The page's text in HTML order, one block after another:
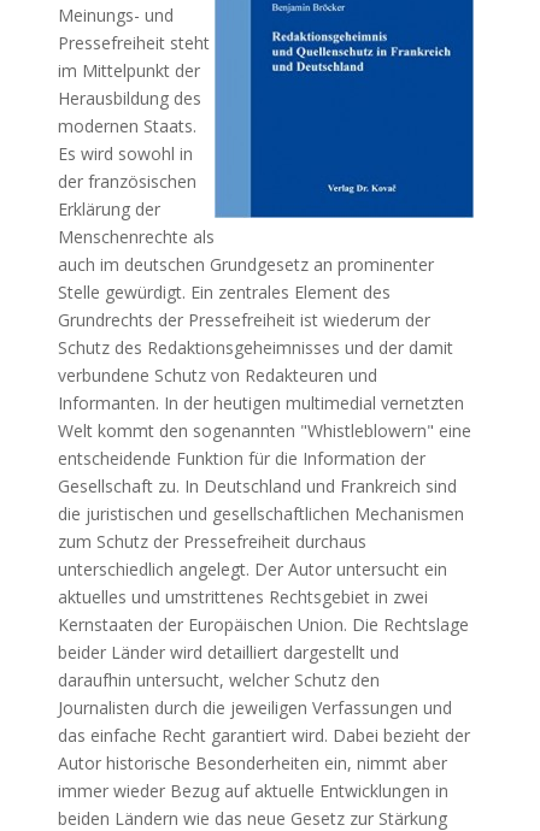
Meinungs- und
Pressefreiheit steht
im Mittelpunkt der
Herausbildung des
modernen Staats.
Es wird sowohl in
der französischen
Erklärung der
Menschenrechte als
auch im deutschen Grundgesetz an prominenter
Stelle gewürdigt. Ein zentrales Element des
Grundrechts der Pressefreiheit ist wiederum der
Schutz des Redaktionsgeheimnisses und der damit
verbundene Schutz von Redakteuren und
Informanten. In der heutigen multimedial vernetzten
Welt kommt den sogenannten "Whistleblowern" eine
entscheidende Funktion für die Information der
Gesellschaft zu. In Deutschland und Frankreich sind
die juristischen und gesellschaftlichen Mechanismen
zum Schutz der Pressefreiheit durchaus
unterschiedlich angelegt. Der Autor untersucht ein
aktuelles und umstrittenes Rechtsgebiet in zwei
Kernstaaten der Europäischen Union. Die Rechtslage
beider Länder wird detailliert dargestellt und
daraufhin untersucht, welcher Schutz den
Journalisten durch die jeweiligen Verfassungen und
das einfache Recht garantiert wird. Dabei bezieht der
Autor historische Besonderheiten ein, nimmt aber
immer wieder Bezug auf aktuelle Entwicklungen in
beiden Ländern wie das neue Gesetz zur Stärkung